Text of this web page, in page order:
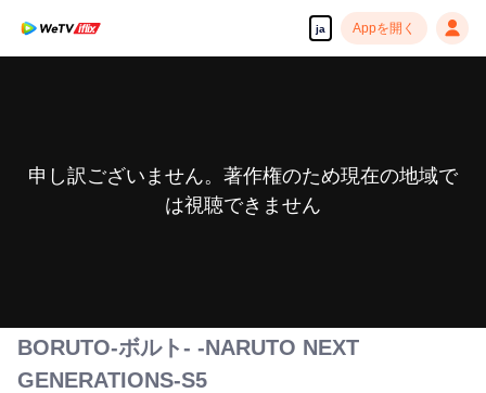
ja Appを開く
申し訳ございません。著作権のため現在の地域で
は視聴できません
BORUTO-ボルト- -NARUTO NEXT
GENERATIONS-S5